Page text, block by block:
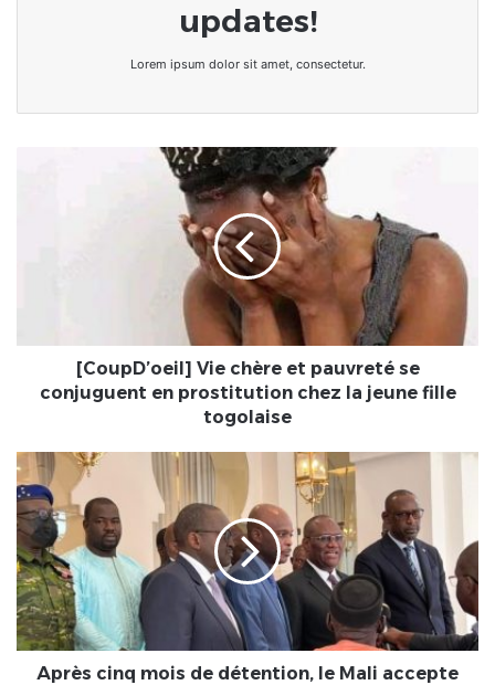
updates!
Lorem ipsum dolor sit amet, consectetur.
togolaise
[CoupD’oeil] Vie chère et pauvreté se
conjuguent en prostitution chez la jeune fille
togolaise
Après
cinq
mois
de
détention,
le
Mali
accepte
de
libérerAprès cinq mois de détention, le Mali accepte